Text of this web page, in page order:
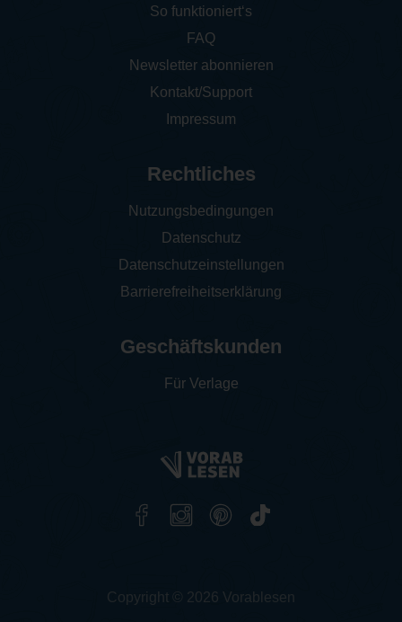
So funktioniert‘s
FAQ
Newsletter abonnieren
Kontakt/Support
Impressum
Rechtliches
Nutzungsbedingungen
Datenschutz
Datenschutzeinstellungen
Barrierefreiheitserklärung
Geschäftskunden
Für Verlage
Copyright © 2026 Vorablesen